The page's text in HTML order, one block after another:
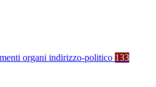
organi indirizzo-politico 133